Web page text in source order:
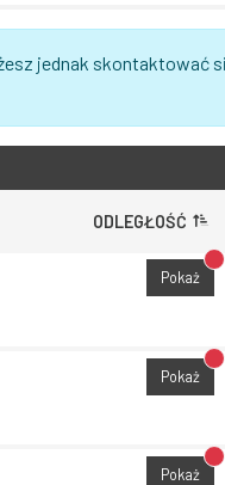
jednak skontaktować
ODLEGŁOŚĆ
Pokaż
Pokaż
Pokaż